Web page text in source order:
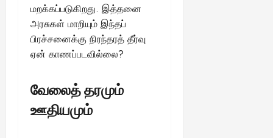
மறக்கப்படுகிறது. இத்தனை
அரசுகள் மாறியும் இந்தப்
பிரச்சனைக்கு நிரந்தரத் தீர்வு
ஏன் காணப்படவில்லை?
வேலைத் தரமும்
ஊதியமும்